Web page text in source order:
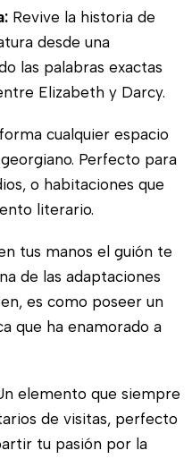
Revive la historia de
desde una
las palabras exactas
Elizabeth y Darcy.
cualquier espacio
Perfecto para
o habitaciones que
literario.
tus manos el guión te
de las adaptaciones
es como poseer un
que ha enamorado a
elemento que siempre
de visitas, perfecto
tu pasión por la